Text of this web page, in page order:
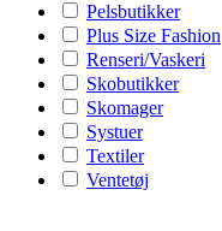
Pelsbutikker
Plus Size Fashion
Renseri/Vaskeri
Skobutikker
Skomager
Systuer
Textiler
Ventetøj